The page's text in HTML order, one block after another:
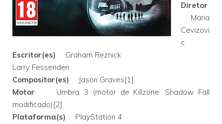
Diretor
Maria
Cevizovi
c
Escritor(es) Graham Reznick
Larry Fessenden
Compositor(es)
Jason Graves[1]
Motor
Umbra 3 (motor de Killzone: Shadow Fall
modificado)[2]
Plataforma(s)
PlayStation 4